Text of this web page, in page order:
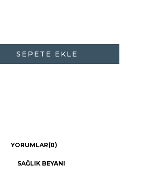
YORUMLAR(0)
SAĞLIK BEYANI